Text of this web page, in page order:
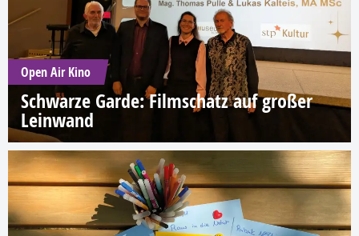
Open Air Kino
Schwarze Garde: Filmschatz auf großer
Leinwand